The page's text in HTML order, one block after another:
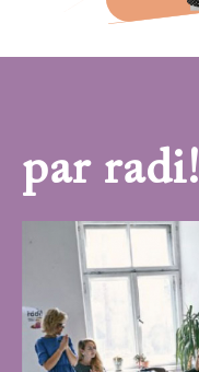
par radi!